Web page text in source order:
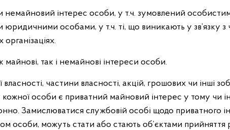
інтерес особи, у т.ч. зумовлений
особами, у т.ч. ті, що виникають у зв’язку з
так і немайнові інтереси особи.
власності, частини власності, акцій, грошових чи інші
особи є приватний майновий інтерес у тому чи
Замислюватися службовій особі щодо приватного
особи, можуть стати або стають об’єктами